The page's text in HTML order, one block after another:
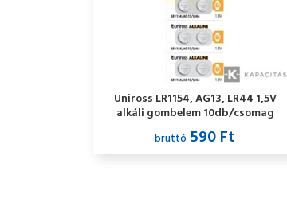
Uniross LR1154, AG13, LR44 1,5V
alkáli gombelem 10db/csomag
bruttó 590 Ft